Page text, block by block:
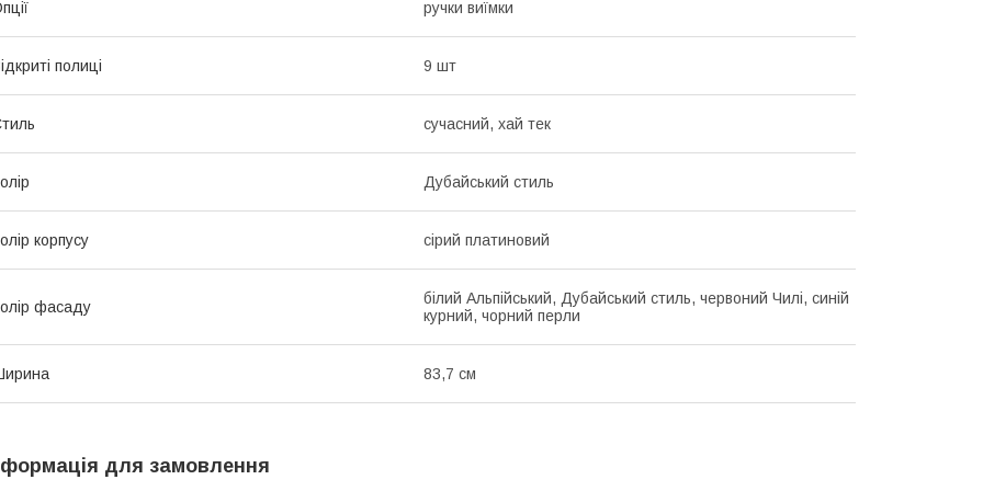
ручки виїмки
полиці 9 шт
сучасний, хай тек
Дубайський стиль
корпусу сірий платиновий
фасаду
білий Альпійський, Дубайський стиль, червоний Чилі, синій
курний, чорний перли
83,7 см
для замовлення